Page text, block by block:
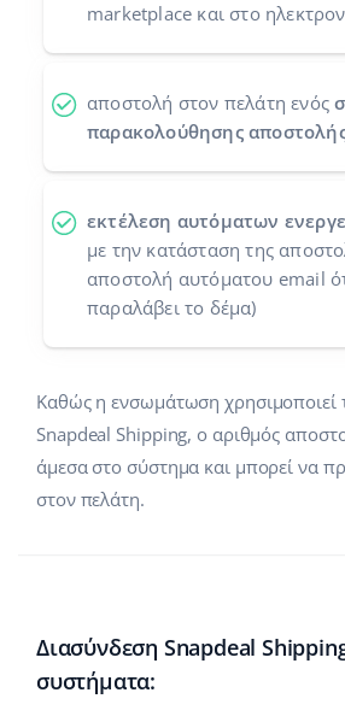
中文
marketplace και στο
αποστολή στον πελάτη ενός
παρακολούθησης
εκτέλεση αυτόματων
με την κατάσταση της
αποστολή αυτόματου email
παραλάβει το δέμα)
Καθώς η ενσωμάτωση χρησιμοποιεί
Snapdeal Shipping, ο αριθμός
άμεσα στο σύστημα και μπορεί να
στον πελάτη.
Διασύνδεση Snapdeal
συστήματα: